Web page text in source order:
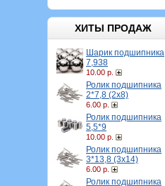
ХИТЫ ПРОДАЖ
Шарик подшипника
7,938
10.00 р.
Ролик подшипника
2*7,8 (2х8)
6.00 р.
Ролик подшипника
5,5*9
10.00 р.
Ролик подшипника
3*13,8 (3х14)
6.00 р.
Ролик подшипника